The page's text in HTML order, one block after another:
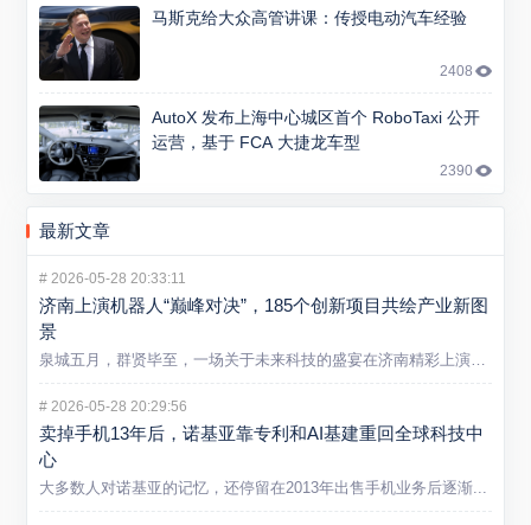
马斯克给大众高管讲课：传授电动汽车经验
2408
AutoX 发布上海中心城区首个 RoboTaxi 公开
运营，基于 FCA 大捷龙车型
2390
最新文章
#2026-05-28 20:33:11
济南上演机器人“巅峰对决”，185个创新项目共绘产业新图
景
泉城五月，群贤毕至，一场关于未来科技的盛宴在济南精彩上演。5...
#2026-05-28 20:29:56
卖掉手机13年后，诺基亚靠专利和AI基建重回全球科技中
心
大多数人对诺基亚的记忆，还停留在2013年出售手机业务后逐渐...